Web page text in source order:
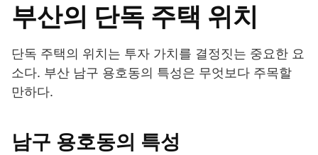
부산의 단독 주택 위치
단독 주택의 위치는 투자 가치를 결정짓는 중요한 요
소다. 부산 남구 용호동의 특성은 무엇보다 주목할
만하다.
남구 용호동의 특성